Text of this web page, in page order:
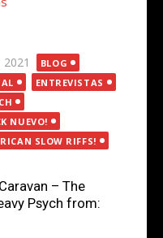
BLOG
ENTREVISTAS
NUEVO!
SLOW RIFFS!
– The
Psych from: